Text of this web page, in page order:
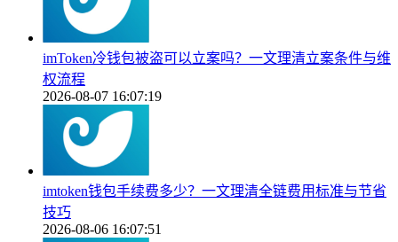
imToken冷钱包被盗可以立案吗？一文理清立案条件与维
权流程
2026-08-07 16:07:19
imtoken钱包手续费多少？一文理清全链费用标准与节省
技巧
2026-08-06 16:07:51